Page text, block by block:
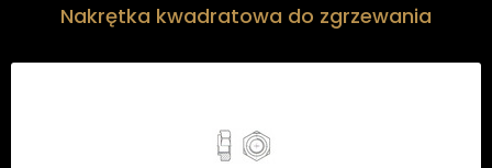
Nakrętka kwadratowa do zgrzewania